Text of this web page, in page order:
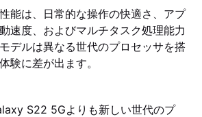
能は、日常的な操作の快適さ、アプ
速度、およびマルチタスク処理能力
デルは異なる世代のプロセッサを搭
験に差が出ます。
S22 5Gよりも新しい世代のプ